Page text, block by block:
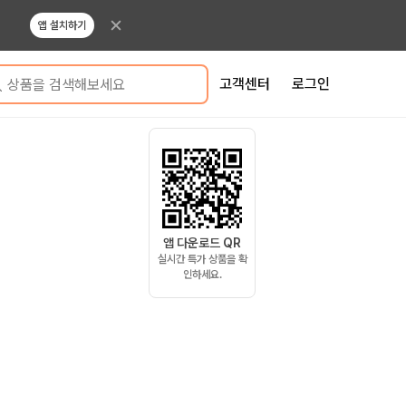
앱 설치하기
상품을 검색해보세요 고객센터 로그인
앱 다운로드 QR
실시간 특가 상품을 확
인하세요.